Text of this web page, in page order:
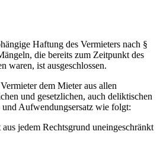
Haftung des Vermieters nach §
die bereits zum Zeitpunkt des
waren, ist ausgeschlossen.
dem Mieter aus allen
und gesetzlichen, auch deliktischen
und Aufwendungsersatz wie folgt:
jedem Rechtsgrund uneingeschränkt